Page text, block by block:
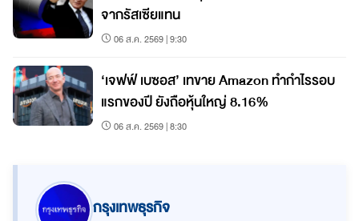
จากรัสเซียแทน
06 ส.ค. 2569 | 9:30
‘เจฟฟ์ เบซอส’ เทขาย Amazon ทำกำไรรอบ
แรกของปี ยังถือหุ้นใหญ่ 8.16%
06 ส.ค. 2569 | 8:30
กรุงเทพธุรกิจ